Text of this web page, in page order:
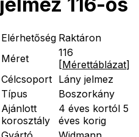
jelmez 116-os
Elérhetőség Raktáron
Méret
116
[Mérettáblázat]
Célcsoport Lány jelmez
Típus
Boszorkány
Ajánlott
korosztály
4 éves kortól 5
éves korig